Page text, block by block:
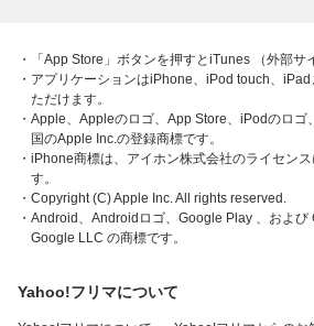
・「App Store」ボタンを押すとiTunes （外部サ
・アプリケーションはiPhone、iPod touch、
ただけます。
・Apple、Appleのロゴ、App Store、iPodのロ
国のApple Inc.の登録商標です。
・iPhone商標は、アイホン株式会社のライセン
す。
・Copyright (C) Apple Inc. All rights reserved.
・Android、Androidロゴ、Google Play 、および
Google LLC の商標です。
Yahoo!フリマについて